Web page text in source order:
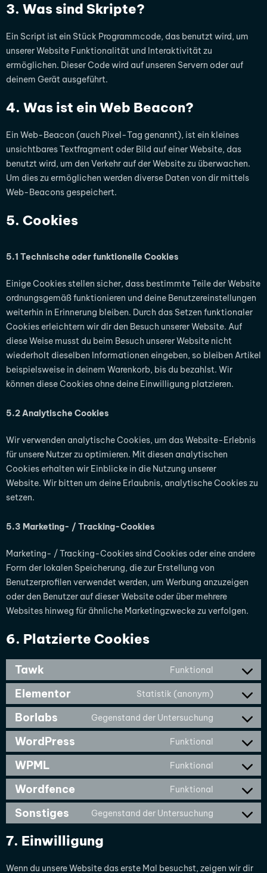
3. Was sind Skripte?
Ein Script ist ein Stück Programmcode, das benutzt wird, um
unserer Website Funktionalität und Interaktivität zu
ermöglichen. Dieser Code wird auf unseren Servern oder auf
deinem Gerät ausgeführt.
4. Was ist ein Web Beacon?
Ein Web-Beacon (auch Pixel-Tag genannt), ist ein kleines
unsichtbares Textfragment oder Bild auf einer Website, das
benutzt wird, um den Verkehr auf der Website zu überwachen.
Um dies zu ermöglichen werden diverse Daten von dir mittels
Web-Beacons gespeichert.
5. Cookies
5.1 Technische oder funktionelle Cookies
Einige Cookies stellen sicher, dass bestimmte Teile der Website
ordnungsgemäß funktionieren und deine Benutzereinstellungen
weiterhin in Erinnerung bleiben. Durch das Setzen funktionaler
Cookies erleichtern wir dir den Besuch unserer Website. Auf
diese Weise musst du beim Besuch unserer Website nicht
wiederholt dieselben Informationen eingeben, so bleiben Artikel
beispielsweise in deinem Warenkorb, bis du bezahlst. Wir
können diese Cookies ohne deine Einwilligung platzieren.
5.2 Analytische Cookies
Wir verwenden analytische Cookies, um das Website-Erlebnis
für unsere Nutzer zu optimieren. Mit diesen analytischen
Cookies erhalten wir Einblicke in die Nutzung unserer
Website. Wir bitten um deine Erlaubnis, analytische Cookies zu
setzen.
5.3 Marketing- / Tracking-Cookies
Marketing- / Tracking-Cookies sind Cookies oder eine andere
Form der lokalen Speicherung, die zur Erstellung von
Benutzerprofilen verwendet werden, um Werbung anzuzeigen
oder den Benutzer auf dieser Website oder über mehrere
Websites hinweg für ähnliche Marketingzwecke zu verfolgen.
6. Platzierte Cookies
Tawk Funktional
Elementor Statistik (anonym)
Borlabs Gegenstand der Untersuchung
WordPress Funktional
WPML Funktional
Wordfence Funktional
Sonstiges Gegenstand der Untersuchung
7. Einwilligung
Wenn du unsere Website das erste Mal besuchst, zeigen wir dir